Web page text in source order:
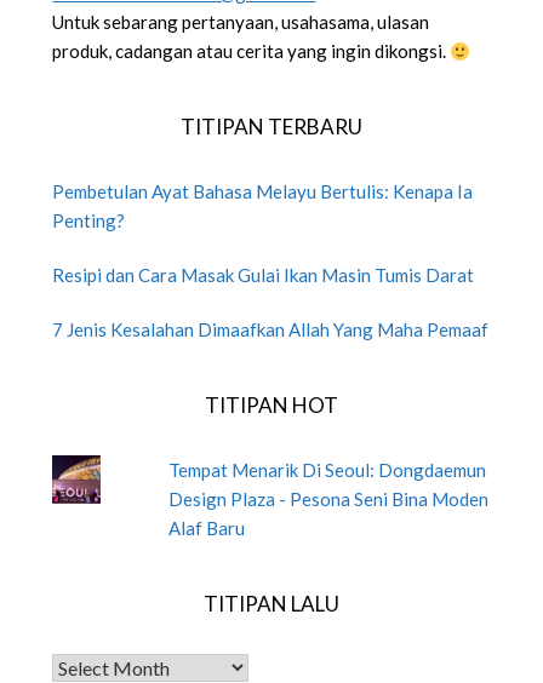
Untuk sebarang pertanyaan, usahasama, ulasan
produk, cadangan atau cerita yang ingin dikongsi.
TITIPAN TERBARU
Pembetulan Ayat Bahasa Melayu Bertulis: Kenapa Ia
Penting?
Resipi dan Cara Masak Gulai Ikan Masin Tumis Darat
7 Jenis Kesalahan Dimaafkan Allah Yang Maha Pemaaf
TITIPAN HOT
Tempat Menarik Di Seoul: Dongdaemun
Design Plaza - Pesona Seni Bina Moden
Alaf Baru
TITIPAN LALU
TITIPAN LALU